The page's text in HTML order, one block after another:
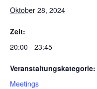
Oktober 28, 2024
Zeit:
20:00 - 23:45
Veranstaltungskategorie:
Meetings